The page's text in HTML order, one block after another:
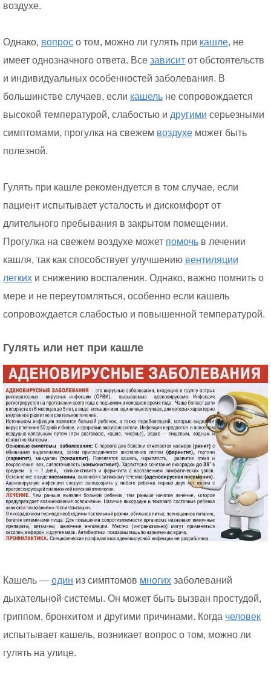
воздухе.
Однако, вопрос о том, можно ли гулять при кашле, не
имеет однозначного ответа. Все зависит от обстоятельств
и индивидуальных особенностей заболевания. В
большинстве случаев, если кашель не сопровождается
высокой температурой, слабостью и другими серьезными
симптомами, прогулка на свежем воздухе может быть
полезной.
Гулять при кашле рекомендуется в том случае, если
пациент испытывает усталость и дискомфорт от
длительного пребывания в закрытом помещении.
Прогулка на свежем воздухе может помочь в лечении
кашля, так как способствует улучшению вентиляции
легких и снижению воспаления. Однако, важно помнить о
мере и не переутомляться, особенно если кашель
сопровождается слабостью и повышенной температурой.
Гулять или нет при кашле
Кашель — один из симптомов многих заболеваний
дыхательной системы. Он может быть вызван простудой,
гриппом, бронхитом и другими причинами. Когда человек
испытывает кашель, возникает вопрос о том, можно ли
гулять на улице.